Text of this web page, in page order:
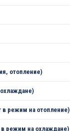
отопление)
в режим на отопление)
в режим на охлаждане)